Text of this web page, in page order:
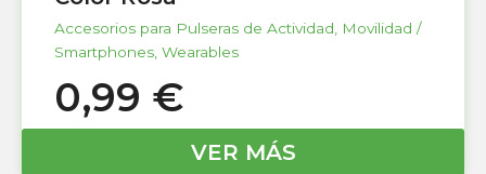
Accesorios para Pulseras de Actividad, Movilidad /
Smartphones, Wearables
0,99 €
VER MÁS